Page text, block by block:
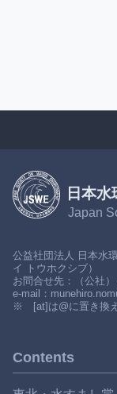
日本
Japan
公益社団法人 日本水
イ トウホクシブ）
お問合せ先：（公社
e-mail：
※ [at]は@に置き換
Contents